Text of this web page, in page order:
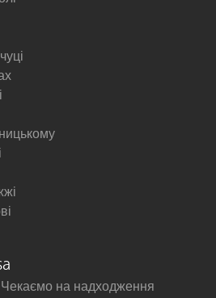
на надходження